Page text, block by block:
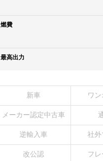
燃費
最高出力
新車 ワ
メーカー認定中古車
逆輸入車 社外
改公認 フ